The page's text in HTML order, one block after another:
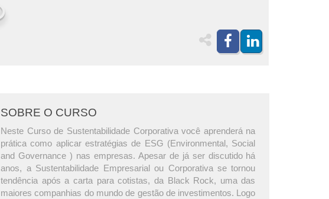
SOBRE O CURSO
Neste Curso de Sustentabilidade Corporativa você aprenderá na
prática como aplicar estratégias de ESG (Environmental, Social
and Governance ) nas empresas. Apesar de já ser discutido há
anos, a Sustentabilidade Empresarial ou Corporativa se tornou
tendência após a carta para cotistas, da Black Rock, uma das
maiores companhias do mundo de gestão de investimentos. Logo